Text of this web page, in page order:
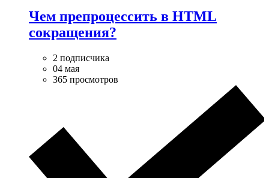
Чем препроцессить в HTML
сокращения?
2 подписчика
04 мая
365 просмотров